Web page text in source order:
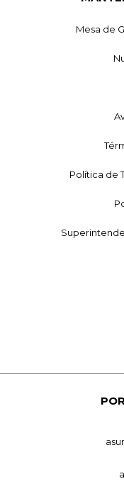
Mesa de
Política de